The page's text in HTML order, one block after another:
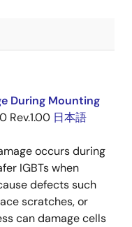
During Mounting
Rev.1.00 日本語
occurs during
IGBTs when
defects such
scratches, or
can damage cells